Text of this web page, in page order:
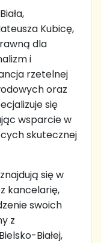
Kubicę,
dla
i
rzetelnej
oraz
się
wsparcie w
skutecznej
się w
kancelarię,
swoich
z
Białej,